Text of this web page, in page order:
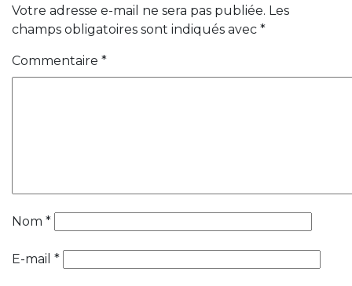
Votre adresse e-mail ne sera pas publiée. Les
champs obligatoires sont indiqués avec *
Commentaire *
Nom *
E-mail *